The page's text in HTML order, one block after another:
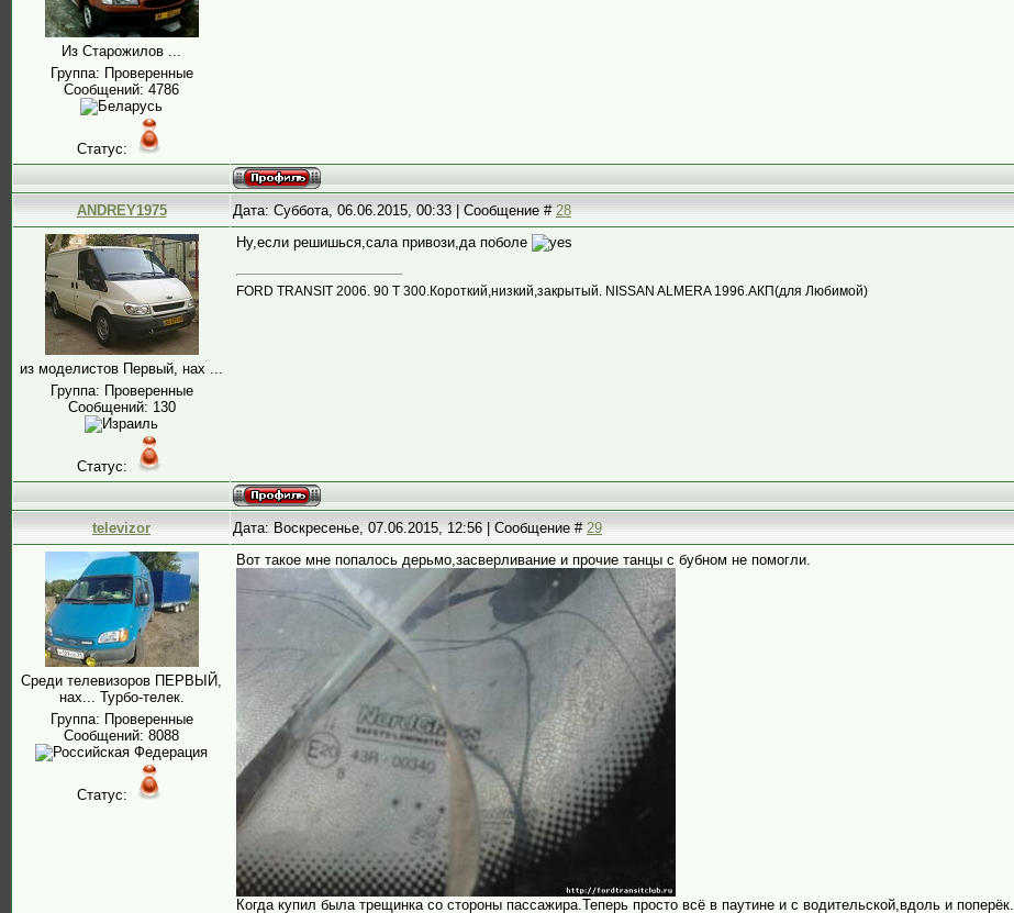
Из Старожилов ...
Группа: Проверенные
Сообщений: 4786
Статус:
ANDREY1975 Дата: Суббота, 06.06.2015, 00:33 | Сообщение #28
из моделистов Первый, нах ...
Группа: Проверенные
Сообщений: 130
Статус:
Ну,если решишься,сала привози,да поболе
FORD TRANSIT 2006. 90 T 300.Короткий,низкий,закрытый. NISSAN ALMERA 1996.АКП(для Любимой)
televizor Дата: Воскресенье, 07.06.2015, 12:56 | Сообщение #29
Среди телевизоров ПЕРВЫЙ,
нах... Турбо-телек.
Группа: Проверенные
Сообщений: 8088
Статус:
Вот такое мне попалось дерьмо,засверливание и прочие танцы с бубном не помогли.
Когда купил была трещинка со стороны пассажира.Теперь просто всё в паутине и с водительской,вдоль и поперёк.